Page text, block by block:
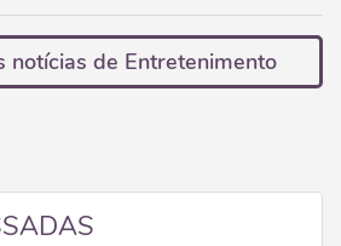
notícias de Entretenimento